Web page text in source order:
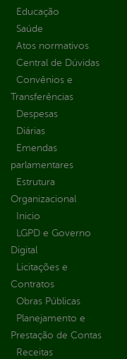
Educação
Saúde
Atos normativos
Central de Dúvidas
Convênios e
Transferências
Despesas
Diárias
Emendas
parlamentares
Estrutura
Organizacional
Inicio
LGPD e Governo
Digital
Licitações e
Contratos
Obras Públicas
Planejamento e
Prestação de Contas
Receitas